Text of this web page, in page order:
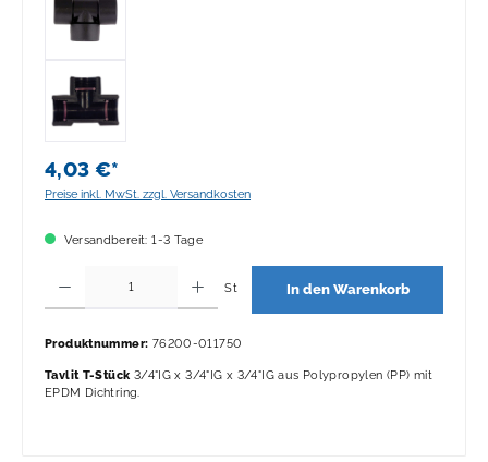
4,03 €*
Preise inkl. MwSt. zzgl. Versandkosten
Versandbereit: 1-3 Tage
St In den Warenkorb
Produktnummer: 76200-011750
Tavlit T-Stück 3/4"IG x 3/4"IG x 3/4"IG aus Polypropylen (PP) mit
EPDM Dichtring.